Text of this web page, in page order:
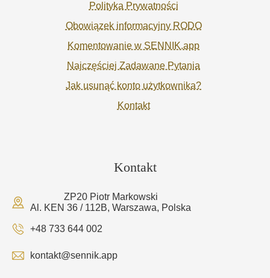
Polityka Prywatności
Obowiązek informacyjny RODO
Komentowanie w SENNIK.app
Najczęściej Zadawane Pytania
Jak usunąć konto użytkownika?
Kontakt
Kontakt
ZP20 Piotr Markowski
Al. KEN 36 / 112B, Warszawa, Polska
+48 733 644 002
kontakt@sennik.app